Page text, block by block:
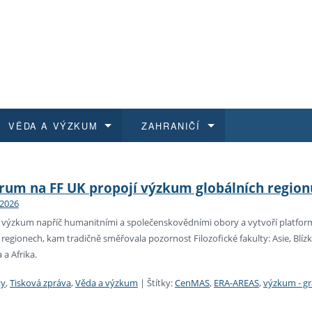
dokumenty
pro zaměstnance E-
a jak se přihlásit
programy
průběhu přijímacího řízení
magisterské studium
VĚDA A VÝZKUM
na FF UK
kvalifikace
ZAHRANIČÍ
a výběrová řízení
East
na FF UK propojí výzkum globálních
výzkum napříč humanitními a společenskovědními obory a vytvoří
kam tradičně směřovala pozornost Filozofické fakulty: Asie,
a Afrika.
,Tisková zpráva,Věda a výzkum | Štítky:CenMAS, ERA-AREAS,výzkum -